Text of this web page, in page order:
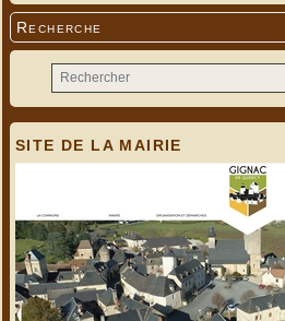
Recherche
SITE DE LA MAIRIE